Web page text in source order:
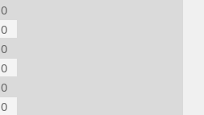
0
0
0
0
0
0